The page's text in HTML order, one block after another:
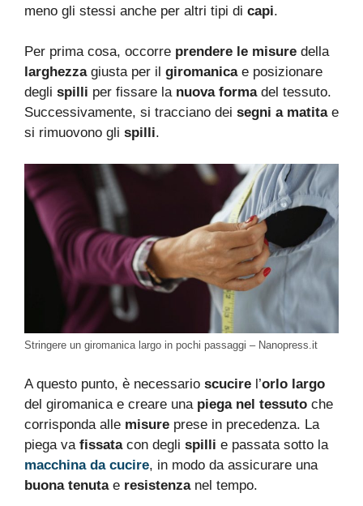
meno gli stessi anche per altri tipi di capi.
Per prima cosa, occorre prendere le misure della
larghezzagiusta per il giromanicae posizionare
degli spilli per fissare la nuova formadel tessuto.
Successivamente, si tracciano dei segni a matitae
si rimuovono gli spilli.
Stringere un giromanica largo in pochi passaggi – Nanopress.it
A questo punto, è necessario scucire l’orlo largo
del giromanica e creare una piega nel tessuto che
corrisponda alle misure prese in precedenza. La
piega va fissatacon degli spilli e passata sotto la
macchina da cucire, in modo da assicurare una
buona tenutae resistenzanel tempo.